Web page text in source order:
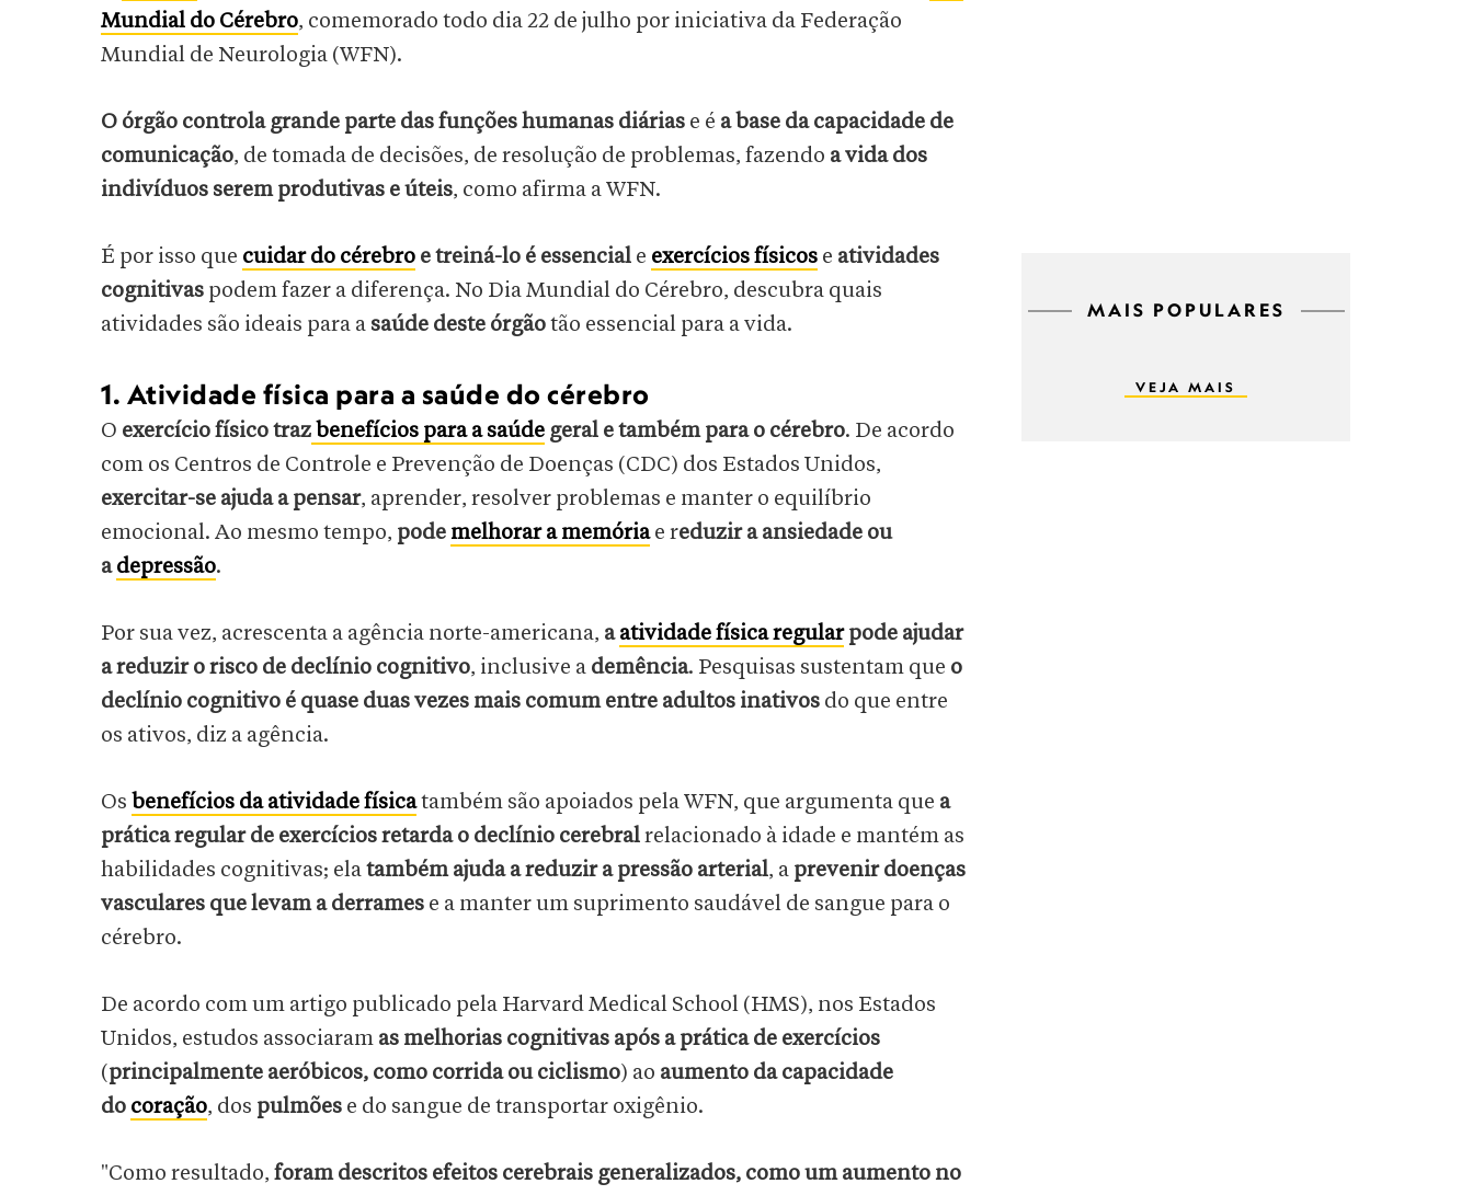
Mundial do Cérebro, comemorado todo dia 22 de julho por iniciativa da Federação
Mundial de Neurologia (WFN).
O órgão controla grande parte das funções humanas diárias e é a base da capacidade de
comunicação, de tomada de decisões, de resolução de problemas, fazendo a vida dos
indivíduos serem produtivas e úteis, como afirma a WFN.
É por isso que cuidar do cérebro e treiná-lo é essencial e exercícios físicos e atividades
cognitivas podem fazer a diferença. No Dia Mundial do Cérebro, descubra quais
atividades são ideais para a saúde deste órgãotão essencial para a vida.
1. Atividade física para a saúde do cérebro
O exercício físico traz benefícios para a saúde geral e também para o cérebro. De acordo
com os Centros de Controle e Prevenção de Doenças (CDC) dos Estados Unidos,
exercitar-se ajuda a pensar, aprender, resolver problemas e manter o equilíbrio
emocional. Ao mesmo tempo, pode melhorar a memóriae reduzir a ansiedade ou
adepressão.
Por sua vez, acrescenta a agência norte-americana, aatividade física regularpode ajudar
a reduzir o risco de declínio cognitivo, inclusive a demência. Pesquisas sustentam que o
declínio cognitivo é quase duas vezes mais comum entre adultos inativos do que entre
os ativos, diz a agência.
Os benefícios da atividade físicatambém são apoiados pela WFN, que argumenta que a
prática regular de exercícios retarda o declínio cerebralrelacionado à idade e mantém as
habilidades cognitivas; elatambém ajuda a reduzir a pressão arterial, a prevenir doenças
vasculares que levam a derrames e a manter um suprimento saudável de sangue para o
cérebro.
De acordo com um artigo publicado pela Harvard Medical School (HMS), nos Estados
Unidos, estudos associaram as melhorias cognitivas após a prática de exercícios
(principalmente aeróbicos, como corrida ou ciclismo) ao aumento da capacidade
do coração, dos pulmões e do sangue de transportar oxigênio.
"Como resultado, foram descritos efeitos cerebrais generalizados, como um aumento no
MAIS POPULARES
VEJA MAIS